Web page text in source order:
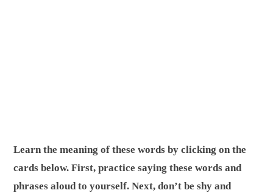
Learn the meaning of these words by clicking on the
cards below. First, practice saying these words and
phrases aloud to yourself. Next, don’t be shy and